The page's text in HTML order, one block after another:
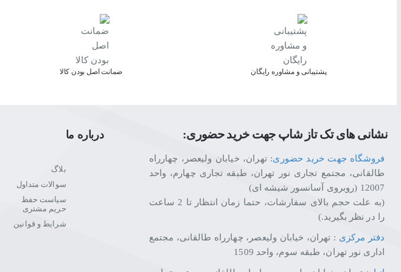
تکتازشاپ یعنی خرید با خیال راحت، انتخاب با اطمینان.
پشتیبانی و مشاوره رایگان ﺿﻤﺎﻧﺖ اﺻﻞ ﺑﻮدن ﮐﺎﻟﺎ
نشانی های تک تاز شاپ جهت خرید حضوری:
فروشگاه جهت خرید حضوری: تهران، خیابان ولیعصر، چهارراه
طالقانی، مجتمع تجاری نور تهران، طبقه تجاری چهارم، واحد
12007 (روبروی آسانسور شیشه ای)
(به علت حجم بالای سفارشات، حتما زمان انتظار تا 2 ساعت
را در نظر بگیرید.)
دفتر مرکزی : تهران، خیابان ولیعصر، چهارراه طالقانی، مجتمع
اداری نور تهران، طبقه سوم، واحد 1509
درباره ما
بلاگ
سوالات متداول
سیاست حفظ
حریم مشتری
شرایط و قوانین